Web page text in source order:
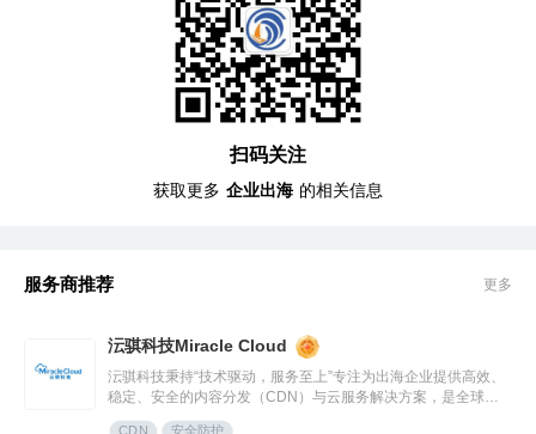
扫码关注
获取更多 企业出海 的相关信息
服务商推荐 更多
沄骐科技Miracle Cloud
沄骐科技秉持“技术驱动，服务至上”专注为出海企业提供高效、
稳定、安全的内容分发（CDN）与云服务解决方案，是全球边
缘云领导者Fastly中国区首个合作伙伴。团队由业内资深专家组
CDN 安全防护